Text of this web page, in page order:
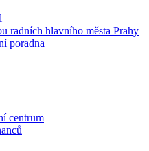
radních hlavního města Prahy
poradna
centrum